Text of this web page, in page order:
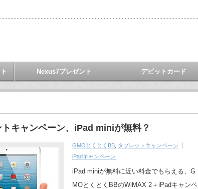
Nexus7プレゼント デビットカード
キャンペーン、iPad miniが無料？
GMOとくとくBB
タブレットキャンペーン
iPadキャンペーン
iPad miniが無料に近い料金でもらえる、G
MOとくとくBBのWiMAX 2＋iPadキャンペ